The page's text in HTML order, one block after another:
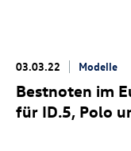
03.03.22 Modelle
Bestnoten im
für ID.5, Polo